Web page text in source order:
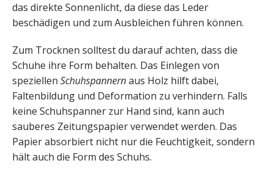
das direkte Sonnenlicht, da diese das Leder
beschädigen und zum Ausbleichen führen können.
Zum Trocknen solltest du darauf achten, dass die
Schuhe ihre Form behalten. Das Einlegen von
speziellen Schuhspannernaus Holz hilft dabei,
Faltenbildung und Deformation zu verhindern. Falls
keine Schuhspanner zur Hand sind, kann auch
sauberes Zeitungspapier verwendet werden. Das
Papier absorbiert nicht nur die Feuchtigkeit, sondern
hält auch die Form des Schuhs.